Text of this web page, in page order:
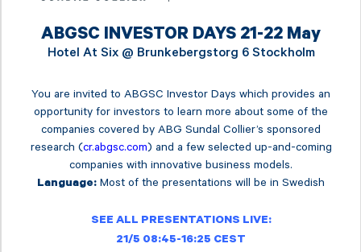
ABGSC INVESTOR DAYS 21-22 May
Hotel At Six @ Brunkebergstorg 6 Stockholm
You are invited to ABGSC Investor Days which provides an
opportunity for investors to learn more about some of the
companies covered by ABG Sundal Collier’s sponsored
research (cr.abgsc.com) and a few selected up-and-coming
companies with innovative business models.
Language: Most of the presentations will be in Swedish
SEE ALL PRESENTATIONS LIVE:
21/5 08:45-16:25 CEST